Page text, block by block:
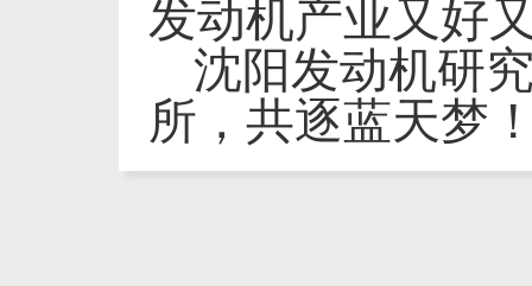
发动机产业又好
沈阳发动机研
所，共逐蓝天梦